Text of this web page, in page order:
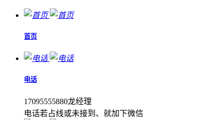
首页
电话
17095555880龙经理
电话若占线或未接到、就加下微信